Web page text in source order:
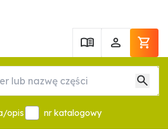
opis nr katalogowy